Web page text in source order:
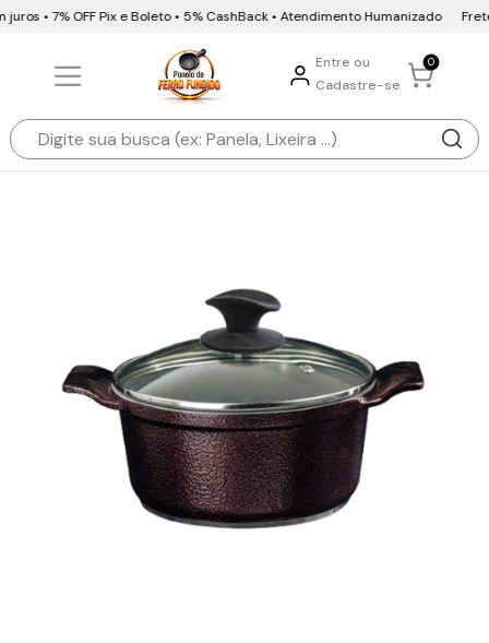
• 7% OFF Pix e Boleto • 5% CashBack • Atendimento Humanizado Frete
Entre ou
Cadastre-se
0